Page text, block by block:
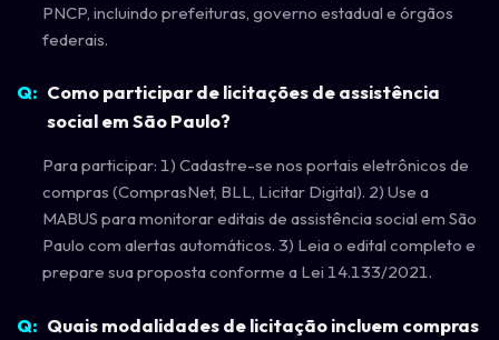
PNCP, incluindo prefeituras, governo estadual e órgãos
federais.
Como participar de licitações de assistência
social em São Paulo?
Para participar: 1) Cadastre-se nos portais eletrônicos de
compras (ComprasNet, BLL, Licitar Digital). 2) Use a
MABUS para monitorar editais de assistência social em São
Paulo com alertas automáticos. 3) Leia o edital completo e
prepare sua proposta conforme a Lei 14.133/2021.
Quais modalidades de licitação incluem compras